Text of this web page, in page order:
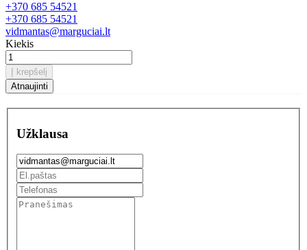
+370 685 54521
+370 685 54521
vidmantas@marguciai.lt
Kiekis
Į krepšelį
Užklausa